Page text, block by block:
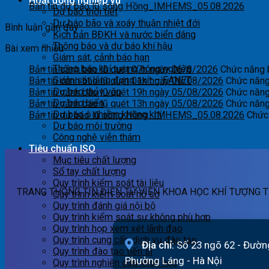
Dự báo thời tiết
Dự báo bão và xoáy thuận nhiệt đới
Kịch bản BĐKH và nước biển dâng
Thông báo và dự báo khí hậu
Giám sát, cảnh báo hạn
Thông báo khí tượng nông nghiệp
Giám sát lắng đọng axít – EANET
Dự báo thủy văn
Dự báo biển
Dự báo ô nhiễm không khí
Dự báo môi trường
Công nghệ viễn thám
Tiêu chuẩn ISO
Mục tiêu chất lượng
Sổ tay chất lượng
Quy trình kiểm soát tài liệu
Quy trình kiểm soát hồ sơ
Quy trình đánh giá nội bộ
Quy trình kiểm soát sự không phù hợp
Quy trình họp xem xét lãnh đạo
Quy trình cung cấp dịch vụ đào tạo
Quy trình đào tạo tiến sĩ
Quy trình nghiên cứu khoa học
Bản tin dự báo lũ sông Hồng_IMHEMS_05.08.2026
Bình luận gần đây
Bài xem nhiều
Bản tin cảnh báo lũ quét 07h ngày 06/8/2026 Chức năng
Bản tin cảnh báo lũ quét 01h ngày 06/08/2026 Chức
Bản tin cảnh báo lũ quét 19h ngày 05/08/2026 Chức
Bản tin cảnh báo lũ quét 13h ngày 05/08/2026 Chức
Bản tin dự báo lũ sông Hồng_IMHEMS_05.08.2026
TRANG THÔNG TIN ĐIỆN TỬ VIỆN KHOA HỌC KHÍ TƯỢNG
Địa chỉ:Số 23 ngõ 62 -
Phường Láng - Hà Nội